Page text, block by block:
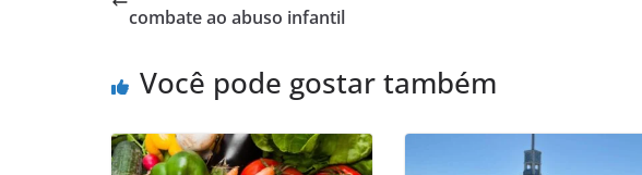
combate ao abuso infantil
Você pode gostar também